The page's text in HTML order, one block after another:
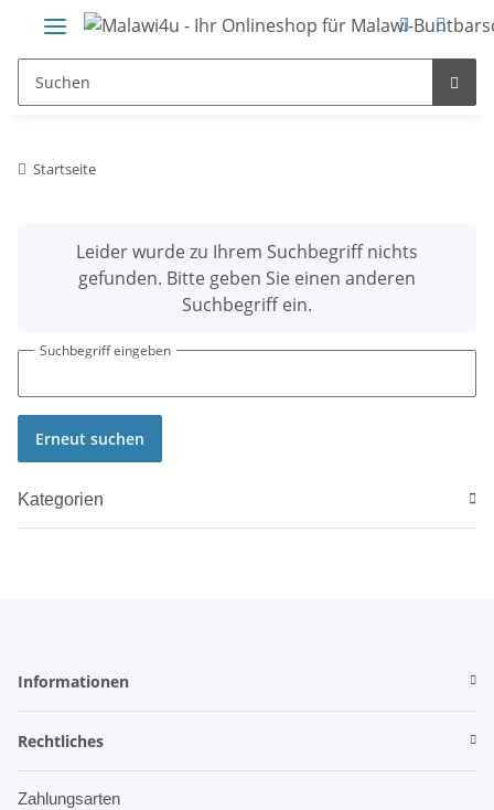
Startseite
Leider wurde zu Ihrem Suchbegriff nichts
gefunden. Bitte geben Sie einen anderen
Suchbegriff ein.
Suchbegriff eingeben
Erneut suchen
Kategorien
Informationen
Rechtliches
Zahlungsarten